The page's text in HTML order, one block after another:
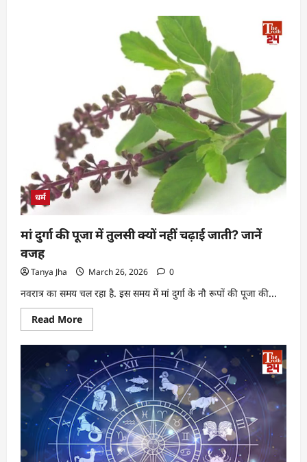
धर्म
मां दुर्गा की पूजा में तुलसी क्यों नहीं चढ़ाई जाती? जानें
वजह
Tanya Jha March 26, 2026 0
नवरात्र का समय चल रहा है. इस समय में मां दुर्गा के नौ रूपों की पूजा की...
Read More